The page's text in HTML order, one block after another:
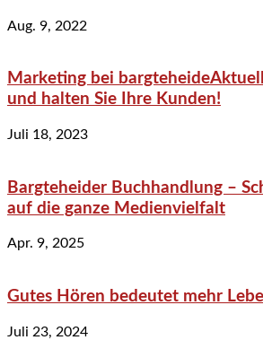
Aug. 9, 2022
Marketing bei
und halten Sie Ihre Kunden!
Juli 18, 2023
Bargteheider Buchhandlung –
auf die ganze Medienvielfalt
Apr. 9, 2025
Gutes Hören bedeutet mehr
Juli 23, 2024